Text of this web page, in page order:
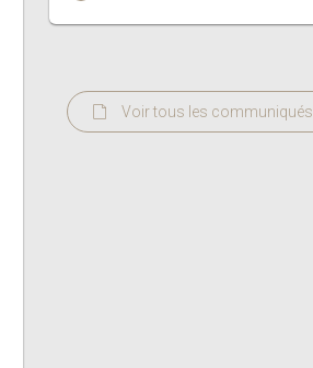
Voir tous les communiqués